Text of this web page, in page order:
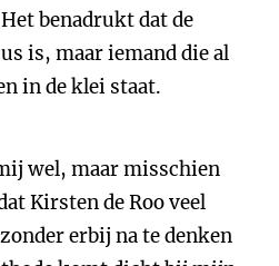
benadrukt dat de
is, maar iemand die al
in de klei staat.
wel, maar misschien
Kirsten de Roo veel
erbij na te denken